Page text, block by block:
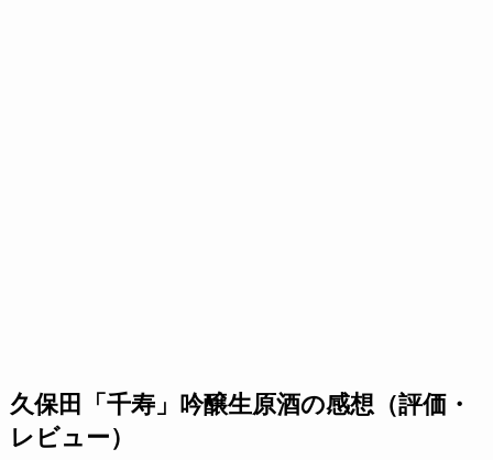
久保田「千寿」吟醸生原酒の感想（評価・
レビュー）